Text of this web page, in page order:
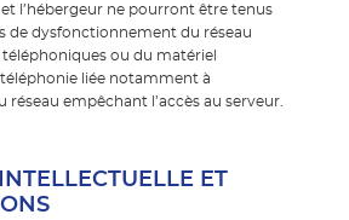
l’hébergeur ne pourront être tenus
de dysfonctionnement du réseau
téléphoniques ou du matériel
liée notamment à
réseau empêchant l’accès au serveur.
ET